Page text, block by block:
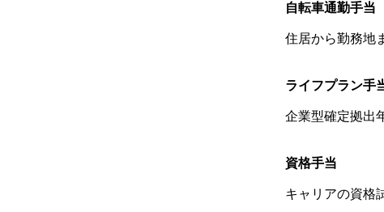
自転車通勤手当
住居から勤務地
ライフプラン手
企業型確定拠出
資格手当
キャリアの資格